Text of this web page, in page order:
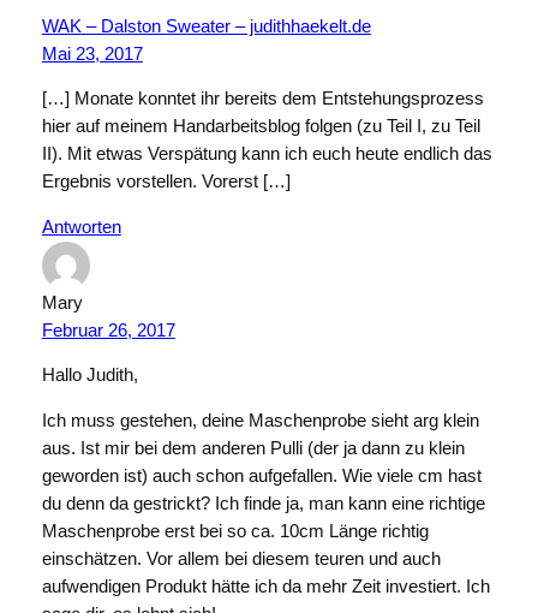
WAK – Dalston Sweater – judithhaekelt.de
Mai 23, 2017
[…] Monate konntet ihr bereits dem Entstehungsprozess
hier auf meinem Handarbeitsblog folgen (zu Teil I, zu Teil
II). Mit etwas Verspätung kann ich euch heute endlich das
Ergebnis vorstellen. Vorerst […]
Antworten
Mary
Februar 26, 2017
Hallo Judith,
Ich muss gestehen, deine Maschenprobe sieht arg klein
aus. Ist mir bei dem anderen Pulli (der ja dann zu klein
geworden ist) auch schon aufgefallen. Wie viele cm hast
du denn da gestrickt? Ich finde ja, man kann eine richtige
Maschenprobe erst bei so ca. 10cm Länge richtig
einschätzen. Vor allem bei diesem teuren und auch
aufwendigen Produkt hätte ich da mehr Zeit investiert. Ich